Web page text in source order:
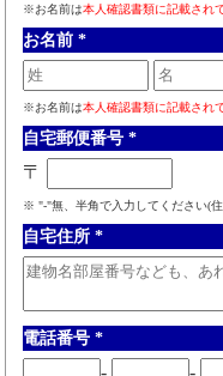
※お名前は本人確認書類に記載され
お名前 *
※お名前は本人確認書類に記載され
自宅郵便番号 *
〒
※ "-"無、半角で入力してください(住
自宅住所 *
電話番号 *
- -